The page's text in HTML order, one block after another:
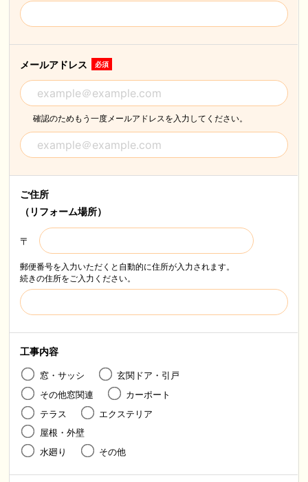
メールアドレス 必須
確認のためもう一度メールアドレスを入力してください。
ご住所
（リフォーム場所）
〒
郵便番号を入力いただくと自動的に住所が入力されます。
続きの住所をご入力ください。
工事内容
窓・サッシ
玄関ドア・引戸
その他窓関連
カーポート
テラス
エクステリア
屋根・外壁
水廻り
その他